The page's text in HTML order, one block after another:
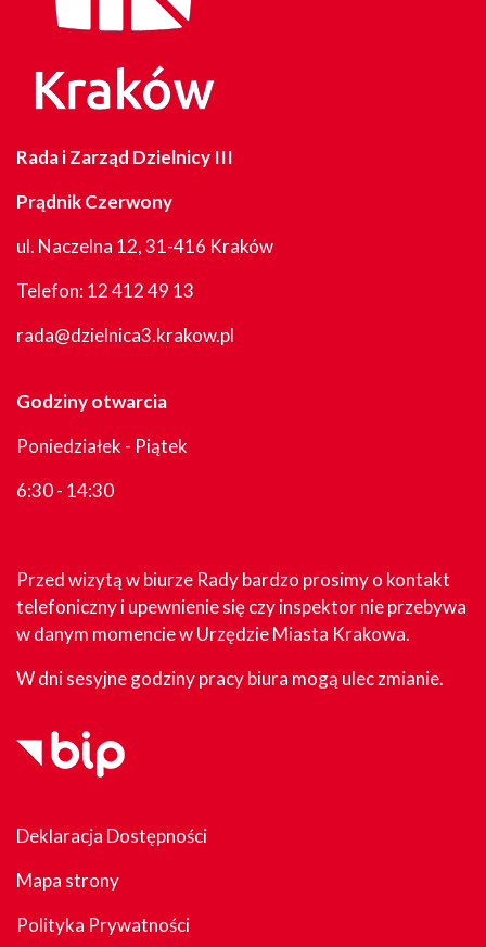
Rada i Zarząd Dzielnicy III
Prądnik Czerwony
ul. Naczelna 12, 31-416 Kraków
Telefon:12 412 49 13
rada@dzielnica3.krakow.pl
Godziny otwarcia
Poniedziałek - Piątek
6:30 - 14:30
Przed wizytą w biurze Rady bardzo prosimy o kontakt
telefoniczny i upewnienie się czy inspektor nie przebywa
w danym momencie w Urzędzie Miasta Krakowa.
W dni sesyjne godziny pracy biura mogą ulec zmianie.
Deklaracja Dostępności
Mapa strony
Polityka Prywatności